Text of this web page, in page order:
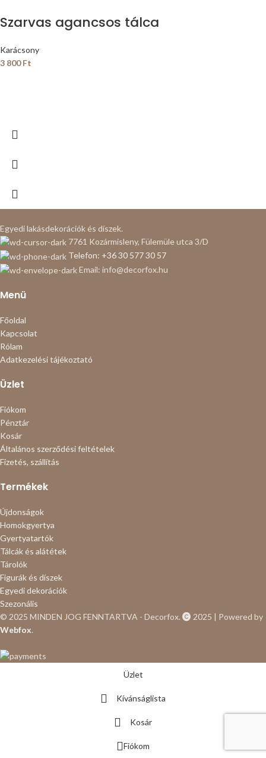
Szarvas agancsos tálca
Karácsony
3 800Ft
Egyedi lakásdekorációk és díszek.
7761 Kozármisleny, Fülemüle utca 3/D
Telefon: +36 30 577 30 57
Email: info@decorfox.hu
Menü
Főoldal
Kapcsolat
Rólam
Adatkezelési tájékoztató
Üzlet
Fiókom
Pénztár
Kosár
Általános szerződési feltételek
Fizetés, szállítás
Termékek
Újdonságok
Homokgyertya
Gyertyatartók
Tálcák és alátétek
Tárolók
Figurák és díszek
Egyedi dekorációk
Szezonális
© 2025 MINDEN JOG FENNTARTVA - Decorfox.
2025 | Powered by
Webfox.
Üzlet
Kívánságlista
Kosár
Fiókom